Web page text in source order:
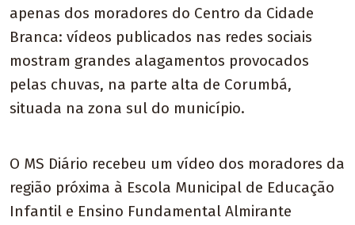
apenas dos moradores do Centro da Cidade
Branca: vídeos publicados nas redes sociais
mostram grandes alagamentos provocados
pelas chuvas, na parte alta de Corumbá,
situada na zona sul do município.
O MS Diário recebeu um vídeo dos moradores da
região próxima à Escola Municipal de Educação
Infantil e Ensino Fundamental Almirante